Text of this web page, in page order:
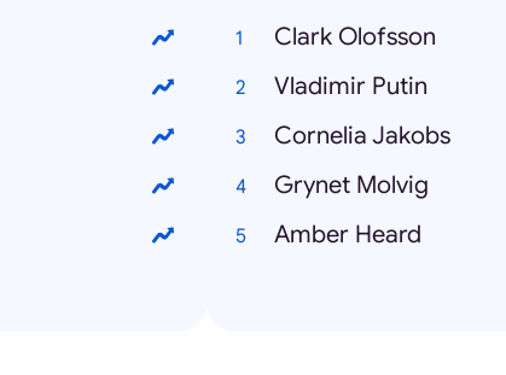
Clark Olofsson
Vladimir Putin
Cornelia Jakobs
Grynet Molvig
Amber Heard